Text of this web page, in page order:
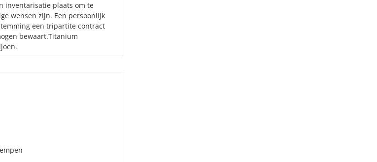
inventarisatie plaats om te
wensen zijn. Een persoonlijk
een tripartite contract
bewaart.Titanium